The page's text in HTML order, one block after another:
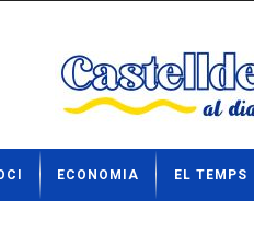
ECONOMIA EL TEMPS